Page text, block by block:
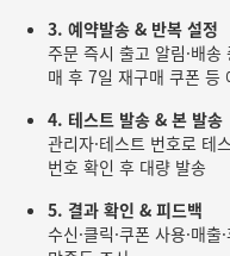
3. 예약발송 & 반복 설정
주문 즉시 출고 알림·배송
매 후 7일 재구매 쿠폰 등
4. 테스트 발송 & 본 발송
관리자·테스트 번호로 테
번호 확인 후 대량 발송
5. 결과 확인 & 피드백
수신·클릭·쿠폰 사용·매